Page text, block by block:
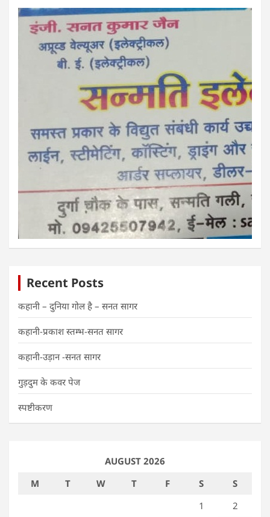
Recent Posts
कहानी – दुनिया गोल है – सनत सागर
कहानी-प्रकाश स्तम्भ-सनत सागर
कहानी-उड़ान -सनत सागर
गुड़दुम के कवर पेज
स्पष्टीकरण
AUGUST 2026
M
T W T F S
S
1
2